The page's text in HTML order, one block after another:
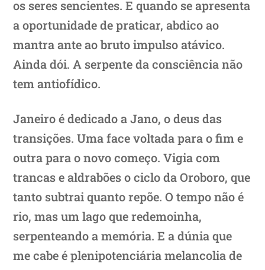
os seres sencientes. E quando se apresenta
a oportunidade de praticar, abdico ao
mantra ante ao bruto impulso atávico.
Ainda dói. A serpente da consciência não
tem antiofídico.
Janeiro é dedicado a Jano, o deus das
transições. Uma face voltada para o fim e
outra para o novo começo. Vigia com
trancas e aldrabões o ciclo da Oroboro, que
tanto subtrai quanto repõe. O tempo não é
rio, mas um lago que redemoinha,
serpenteando a memória. E a dúnia que
me cabe é plenipotenciária melancolia de